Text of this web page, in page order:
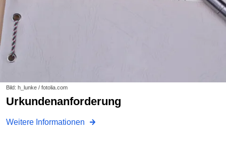
Bild: h_lunke / fotolia.com
Urkundenanforderung
Weitere Informationen